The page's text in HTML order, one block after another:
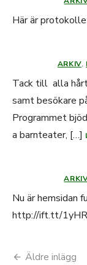
Här är
ARKIV,
Tack till alla
samt besökare
Programmet
a barnteater, […]
Nu är hemsidan
http://ift.tt/
Äldre inlägg